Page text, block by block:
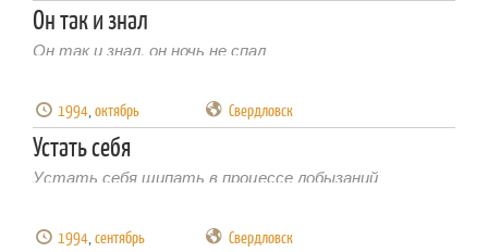
Он так и знал
Он так и знал, он ночь не спал
1994,октябрь Свердловск
Устать себя
Устать себя щипать в процессе лобызаний
1994,сентябрь Свердловск